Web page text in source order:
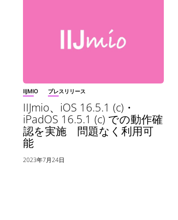
IIJMIO プレスリリース
IIJmio、iOS 16.5.1 (c)・
iPadOS 16.5.1 (c) での動作確
認を実施 問題なく利用可
能
2023年7月24日